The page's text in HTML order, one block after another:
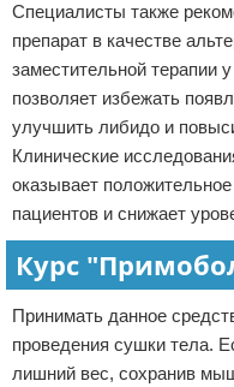
Специалисты также
препарат в качестве
заместительной терапии
позволяет избежать
улучшить либидо и
Клинические
оказывает
пациентов и снижает
Курс
Принимать данное
проведения сушки тела.
лишний вес, сохранив